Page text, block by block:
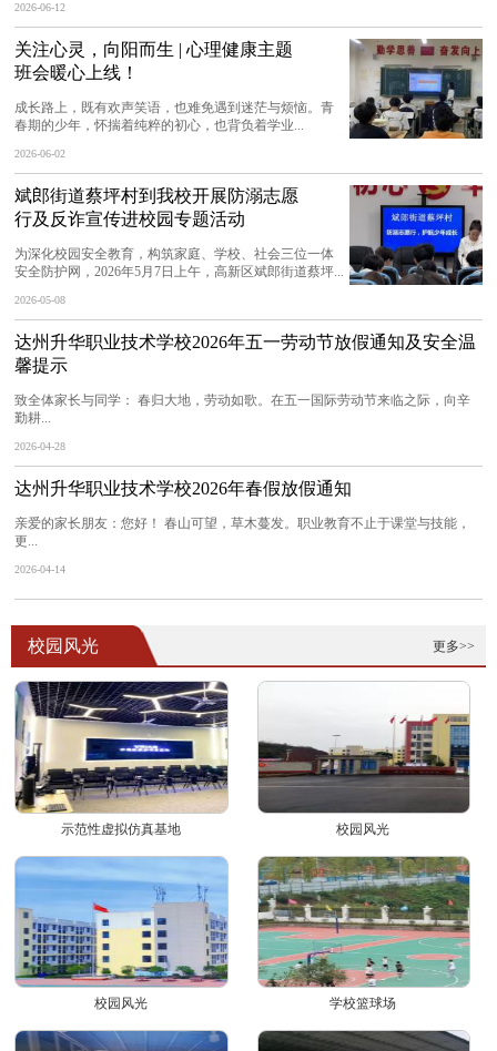
2026-06-12
关注心灵，向阳而生 | 心理健康主题
班会暖心上线！
成长路上，既有欢声笑语，也难免遇到迷茫与烦恼。青
春期的少年，怀揣着纯粹的初心，也背负着学业...
2026-06-02
斌郎街道蔡坪村到我校开展防溺志愿
行及反诈宣传进校园专题活动
为深化校园安全教育，构筑家庭、学校、社会三位一体
安全防护网，2026年5月7日上午，高新区斌郎街道蔡坪...
2026-05-08
达州升华职业技术学校2026年五一劳动节放假通知及安全温
馨提示
致全体家长与同学： 春归大地，劳动如歌。在五一国际劳动节来临之际，向辛
勤耕...
2026-04-28
达州升华职业技术学校2026年春假放假通知
亲爱的家长朋友：您好！ 春山可望，草木蔓发。职业教育不止于课堂与技能，
更...
2026-04-14
更多>>
校园风光
示范性虚拟仿真基地 校园风光
校园风光 学校篮球场